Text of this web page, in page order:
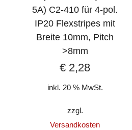
5A) C2-410 für 4-pol.
IP20 Flexstripes mit
Breite 10mm, Pitch
>8mm
€ 2,28
inkl. 20 % MwSt.
zzgl.
Versandkosten